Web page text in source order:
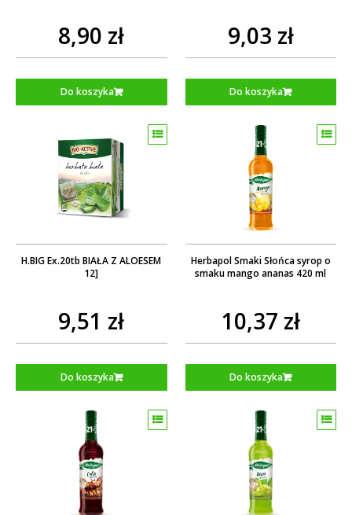
8,90 zł
Do koszyka
9,03 zł
Do koszyka
H.BIG Ex.20tb BIAŁA Z ALOESEM
12]
9,51 zł
Do koszyka
Herbapol Smaki Słońca syrop o
smaku mango ananas 420 ml
10,37 zł
Do koszyka